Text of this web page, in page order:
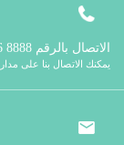
الاتصال بالرقم
يمكنك الاتصال بنا على مدار 24 ساعة